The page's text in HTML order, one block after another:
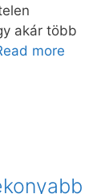
akár több
more